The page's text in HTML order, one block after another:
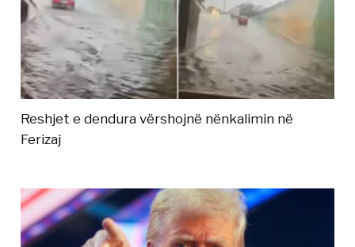
Reshjet e dendura vërshojnë nënkalimin në
Ferizaj